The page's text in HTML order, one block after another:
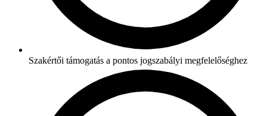
Szakértői támogatás a pontos jogszabályi megfelelőséghez